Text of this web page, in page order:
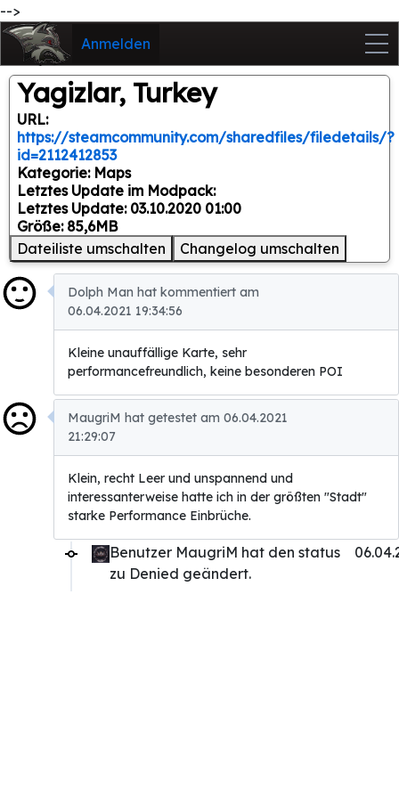
-->
Anmelden
Yagizlar, Turkey
URL:
https://steamcommunity.com/sharedfiles/filedetails/?
id=2112412853
Kategorie: Maps
Letztes Update im Modpack:
Letztes Update: 03.10.2020 01:00
Größe: 85,6MB
Dateiliste umschalten
Changelog umschalten
Dolph Man hat kommentiert am
06.04.2021 19:34:56
Kleine unauffällige Karte, sehr
performancefreundlich, keine besonderen POI
MaugriM hat getestet am 06.04.2021
21:29:07
Klein, recht Leer und unspannend und
interessanterweise hatte ich in der größten "Stadt"
starke Performance Einbrüche.
Benutzer MaugriM hat den status
zu Denied geändert.